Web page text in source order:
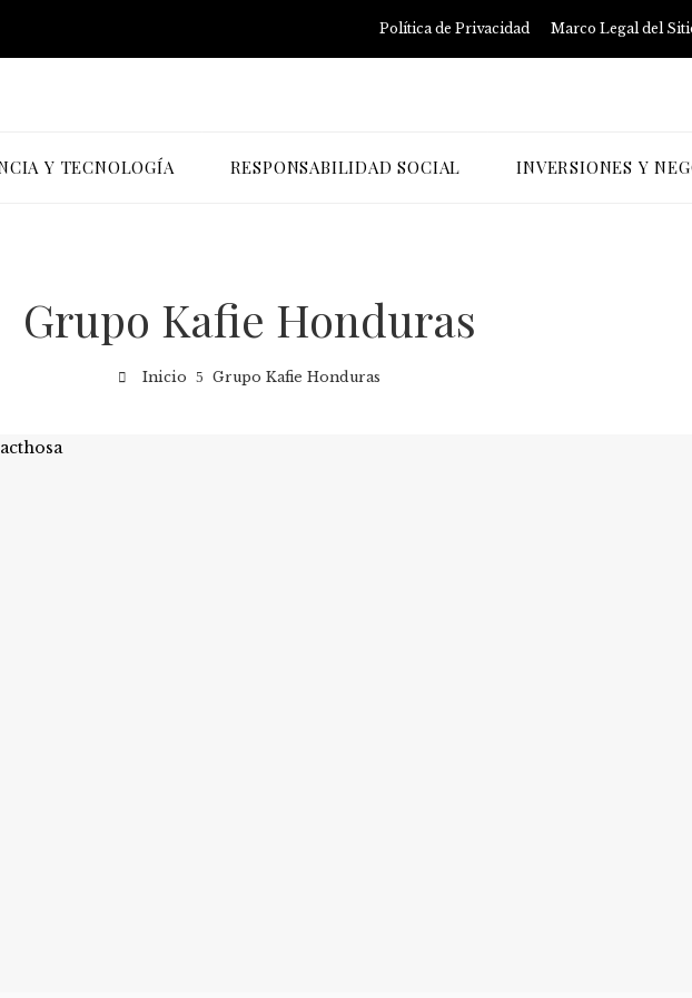
Política de Privacidad Marco Legal del
Y TECNOLOGÍA RESPONSABILIDAD SOCIAL INVERSIONES Y
Grupo Kafie Honduras
Inicio Grupo Kafie Honduras